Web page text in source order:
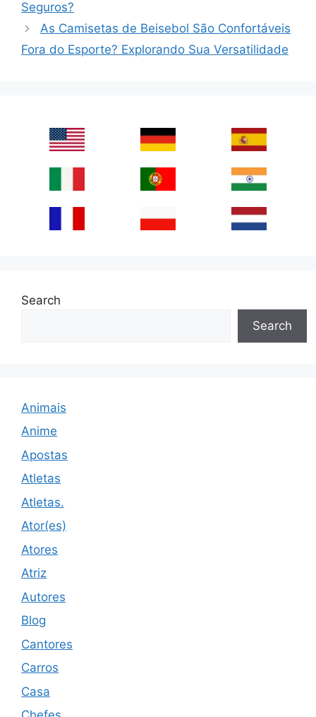
Seguros?
As Camisetas de Beisebol São Confortáveis
Fora do Esporte? Explorando Sua Versatilidade
Search
Search
Animais
Anime
Apostas
Atletas
Atletas.
Ator(es)
Atores
Atriz
Autores
Blog
Cantores
Carros
Casa